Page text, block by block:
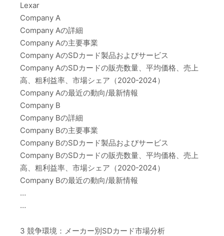
Lexar
Company A
Company Aの詳細
Company Aの主要事業
Company AのSDカード製品およびサービス
Company AのSDカードの販売数量、平均価格、売上
高、粗利益率、市場シェア（2020-2024）
Company Aの最近の動向/最新情報
Company B
Company Bの詳細
Company Bの主要事業
Company BのSDカード製品およびサービス
Company BのSDカードの販売数量、平均価格、売上
高、粗利益率、市場シェア（2020-2024）
Company Bの最近の動向/最新情報
…
…
3 競争環境：メーカー別SDカード市場分析